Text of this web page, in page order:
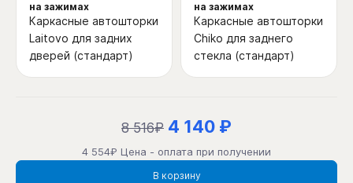
на зажимах
Каркасные автошторки
Laitovo для задних
дверей (стандарт)
на зажимах
Каркасные автошторки
Chiko для заднего
стекла (стандарт)
8 516₽ 4 140 ₽
4 554₽ Цена - оплата при получении
В корзину